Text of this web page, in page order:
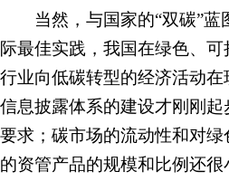
当然，与国家的“双碳”蓝
际最佳实践，我国在绿色、
行业向低碳转型的经济活动
信息披露体系的建设才刚刚
要求；碳市场的流动性和对
的资管产品的规模和比例还